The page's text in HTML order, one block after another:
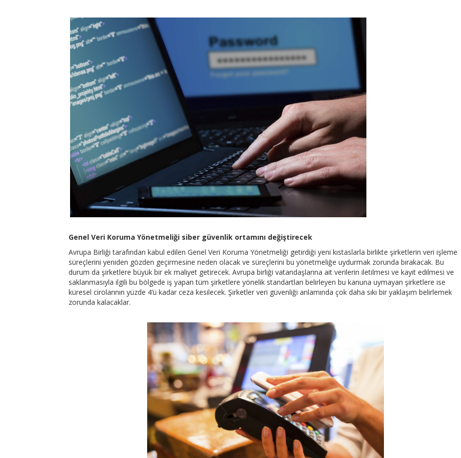
Genel Veri Koruma Yönetmeliği siber güvenlik ortamını değiştirecek
Avrupa Birliği tarafından kabul edilen Genel Veri Koruma Yönetmeliği getirdiği yeni kıstaslarla birlikte şirketlerin veri işleme
süreçlerini yeniden gözden geçirmesine neden olacak ve süreçlerini bu yönetmeliğe uydurmak zorunda bırakacak. Bu
durum da şirketlere büyük bir ek maliyet getirecek. Avrupa birliği vatandaşlarına ait verilerin iletilmesi ve kayıt edilmesi ve
saklanmasıyla ilgili bu bölgede iş yapan tüm şirketlere yönelik standartları belirleyen bu kanuna uymayan şirketlere ise
küresel cirolarının yüzde 4’ü kadar ceza kesilecek. Şirketler veri güvenliği anlamında çok daha sıkı bir yaklaşım belirlemek
zorunda kalacaklar.